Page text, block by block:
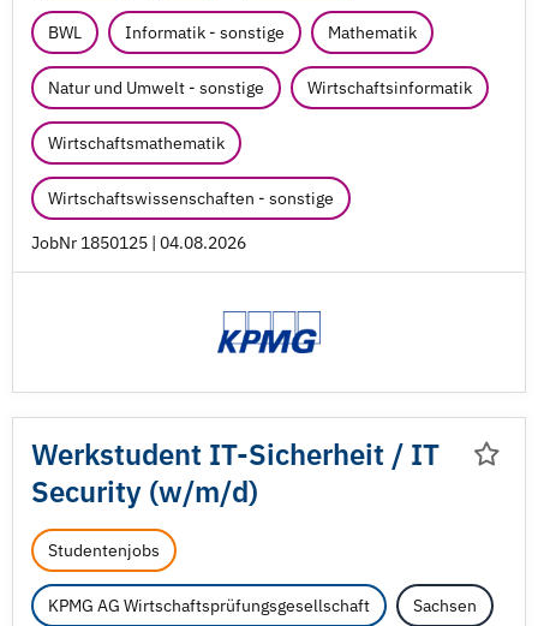
BWL Informatik - sonstige Mathematik
Natur und Umwelt - sonstige Wirtschaftsinformatik
Wirtschaftsmathematik
Wirtschaftswissenschaften - sonstige
JobNr 1850125 | 04.08.2026
Werkstudent IT-Sicherheit / IT
Security (w/m/d)
Studentenjobs
KPMG AG Wirtschaftsprüfungsgesellschaft Sachsen